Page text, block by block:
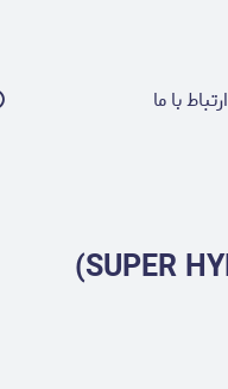
ارتباط با ما